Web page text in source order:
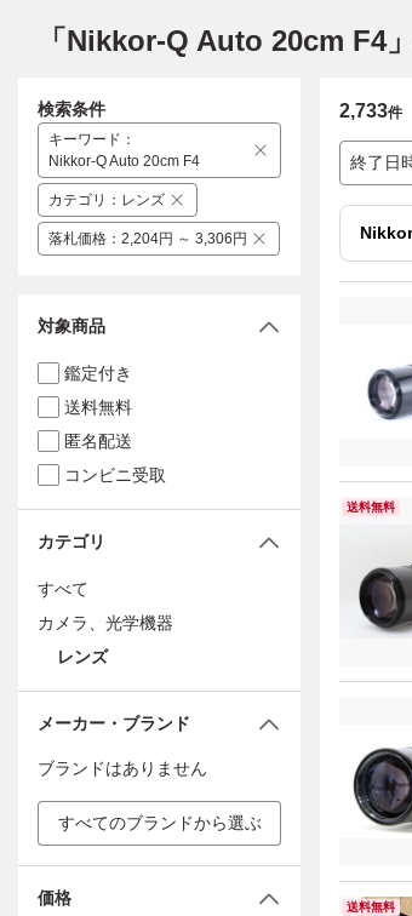
「Nikkor-Q Auto 20cm F4」
2,733件
終了日
送料無料
送料無料
検索条件
キーワード ：
Nikkor-Q Auto 20cm F4
カテゴリ ： レンズ
落札価格 ： 2,204円 ～ 3,306円
対象商品
鑑定付き
送料無料
匿名配送
コンビニ受取
カテゴリ
すべて
カメラ、光学機器
レンズ
メーカー・ブランド
ブランドはありません
すべてのブランドから選ぶ
価格